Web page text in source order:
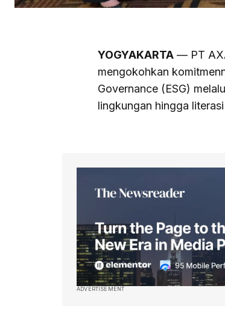
YOGYAKARTA — PT
mengokohkan
Governance (ESG)
lingkungan hingga
ADVERTISEMENT